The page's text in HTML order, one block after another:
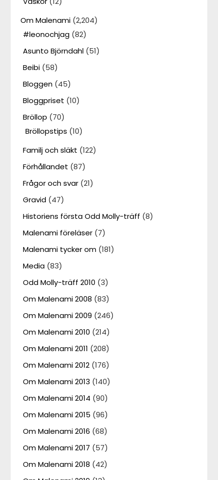
Om Malenami (2,204)
#leonochjag (82)
Asunto Björndahl (51)
Beibi (58)
Bloggen (45)
Bloggpriset (10)
Bröllop (70)
Bröllopstips (10)
Familj och släkt (122)
Förhållandet (87)
Frågor och svar (21)
Gravid (47)
Historiens första Odd Molly-träff (8)
Malenami föreläser (7)
Malenami tycker om (181)
Media (83)
Odd Molly-träff 2010 (3)
Om Malenami 2008 (83)
Om Malenami 2009 (246)
Om Malenami 2010 (214)
Om Malenami 2011 (208)
Om Malenami 2012 (176)
Om Malenami 2013 (140)
Om Malenami 2014 (90)
Om Malenami 2015 (96)
Om Malenami 2016 (68)
Om Malenami 2017 (57)
Om Malenami 2018 (42)